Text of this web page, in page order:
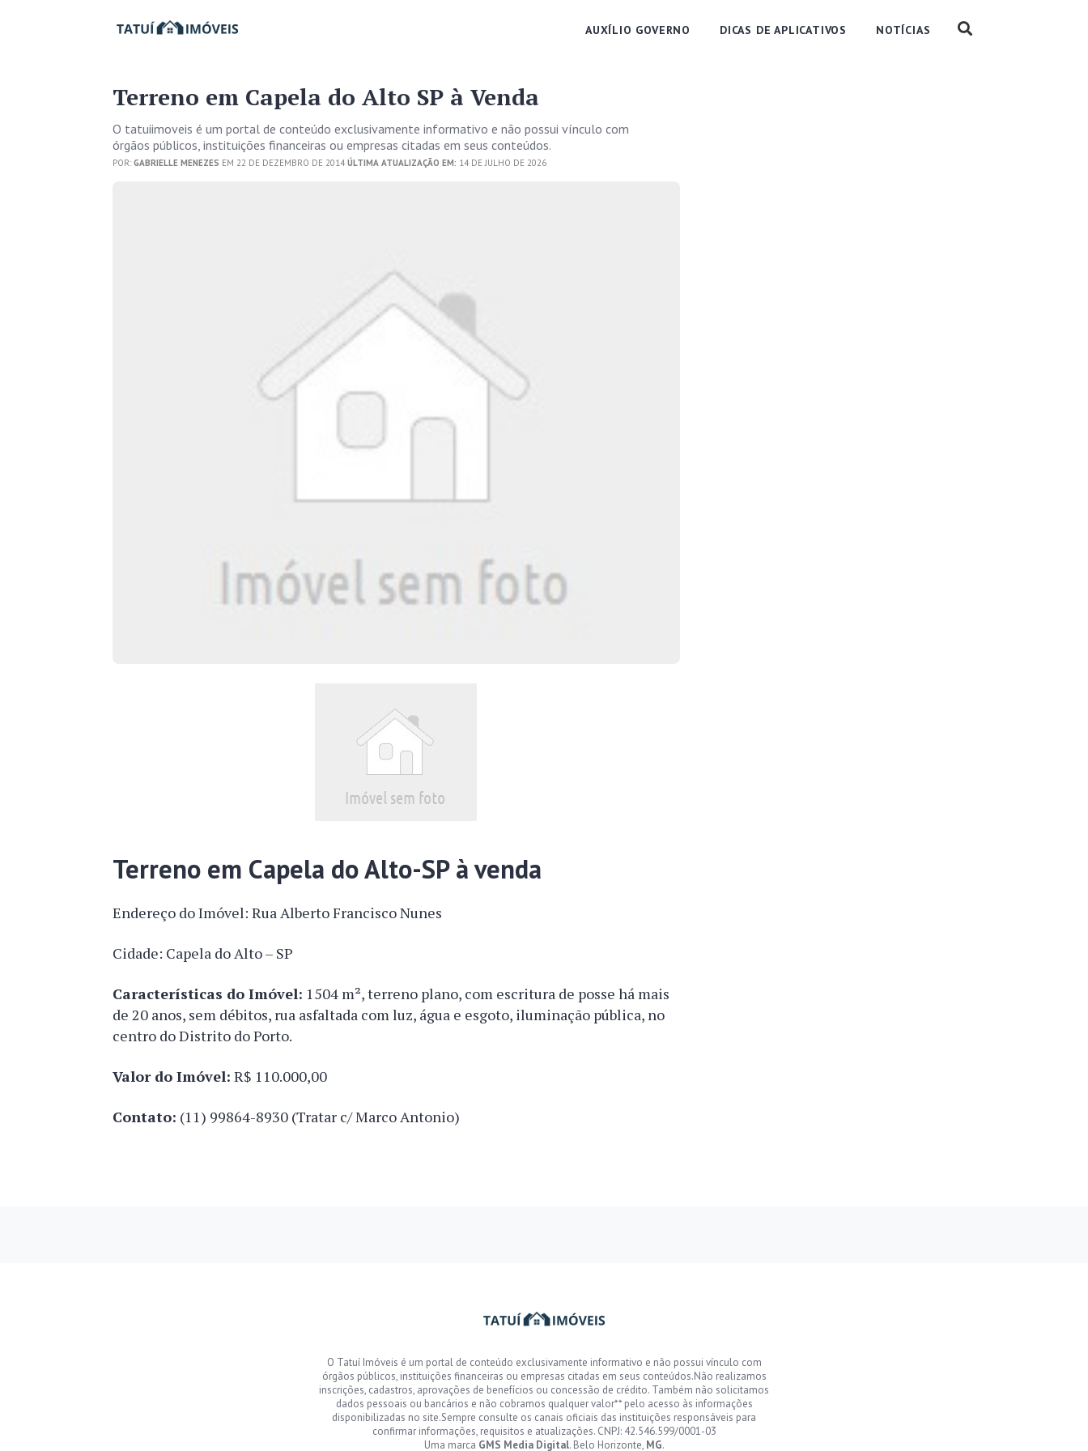
AUXÍLIO GOVERNO DICAS DE APLICATIVOS NOTÍCIAS
Terreno em Capela do Alto SP à Venda
O tatuiimoveis é um portal de conteúdo exclusivamente informativo e não possui vínculo com
órgãos públicos, instituições financeiras ou empresas citadas em seus conteúdos.
POR: GABRIELLE MENEZES EM 22 DE DEZEMBRO DE 2014ÚLTIMA ATUALIZAÇÃO EM: 14 DE JULHO DE 2026
Terreno em Capela do Alto-SP à venda
Endereço do Imóvel: Rua Alberto Francisco Nunes
Cidade: Capela do Alto – SP
Características do Imóvel: 1504 m², terreno plano, com escritura de posse há mais
de 20 anos, sem débitos, rua asfaltada com luz, água e esgoto, iluminação pública, no
centro do Distrito do Porto.
Valor do Imóvel: R$ 110.000,00
Contato: (11) 99864-8930 (Tratar c/ Marco Antonio)
O Tatuí Imóveis é um portal de conteúdo exclusivamente informativo e não possui vínculo com
órgãos públicos, instituições financeiras ou empresas citadas em seus conteúdos.Não realizamos
inscrições, cadastros, aprovações de benefícios ou concessão de crédito. Também não solicitamos
dados pessoais ou bancários e não cobramos qualquer valor** pelo acesso às informações
disponibilizadas no site.Sempre consulte os canais oficiais das instituições responsáveis para
confirmar informações, requisitos e atualizações. CNPJ: 42.546.599/0001-03
Uma marca GMS Media Digital. Belo Horizonte, MG.